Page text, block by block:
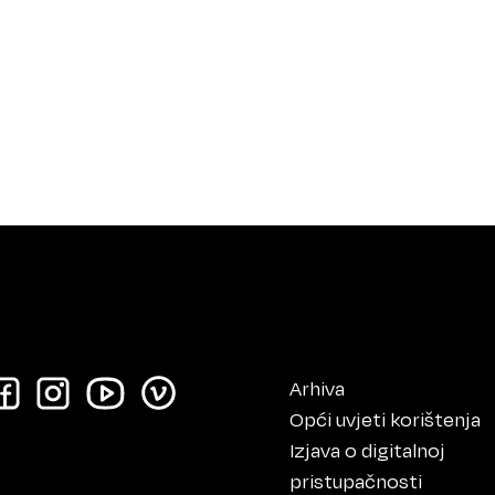
Arhiva
Opći uvjeti korištenja
Izjava o digitalnoj
pristupačnosti